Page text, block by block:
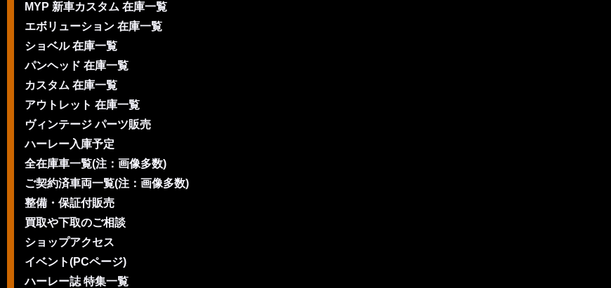
MYP 新車カスタム 在庫一覧
エボリューション 在庫一覧
ショベル 在庫一覧
パンヘッド 在庫一覧
カスタム 在庫一覧
アウトレット 在庫一覧
ヴィンテージ パーツ販売
ハーレー入庫予定
全在庫車一覧(注：画像多数)
ご契約済車両一覧(注：画像多数)
整備・保証付販売
買取や下取のご相談
ショップアクセス
イベント(PCページ)
ハーレー誌 特集一覧